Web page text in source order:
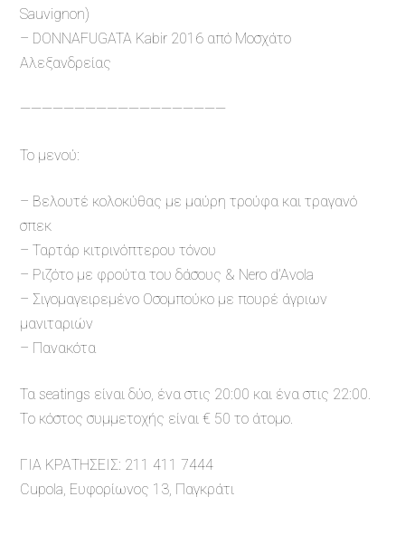
Sauvignon)
– DONNAFUGATA Kabir 2016 από Μοσχάτο
Αλεξανδρείας
———————————————————
Το μενού:
– Bελουτέ κολοκύθας με μαύρη τρούφα και τραγανό
σπεκ
– Ταρτάρ κιτρινόπτερου τόνου
– Ριζότο με φρούτα του δάσους & Nero d’Avola
– Σιγομαγειρεμένο Οσομπούκο με πουρέ άγριων
μανιταριών
– Πανακότα
Τα seatings είναι δύο, ένα στις 20:00 και ένα στις 22:00.
Tο κόστος συμμετοχής είναι € 50 το άτομο.
ΓΙΑ ΚΡΑΤΗΣΕΙΣ: 211 411 7444
Cupola, Ευφορίωνος 13, Παγκράτι